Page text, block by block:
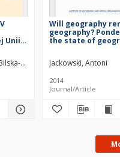
Unii
Wodecka, Elżbieta Sołjan,
Will geography
geography?
the state of
Jackowski, Antoni
2014
Journal/Article